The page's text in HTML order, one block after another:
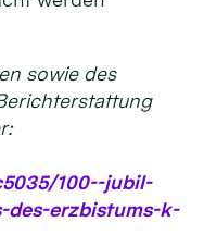
sowie des
100--jubil-
des-erzbistums-k-